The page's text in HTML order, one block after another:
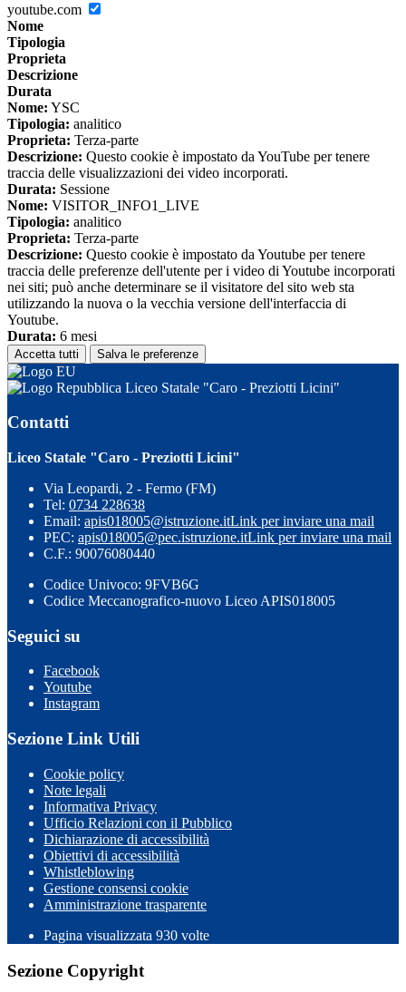
youtube.com
Nome
Tipologia
Proprieta
Descrizione
Durata
Nome: YSC
Tipologia: analitico
Proprieta: Terza-parte
Descrizione: Questo cookie è impostato da YouTube per tenere
traccia delle visualizzazioni dei video incorporati.
Durata: Sessione
Nome: VISITOR_INFO1_LIVE
Tipologia: analitico
Proprieta: Terza-parte
Descrizione: Questo cookie è impostato da Youtube per tenere
traccia delle preferenze dell'utente per i video di Youtube incorporati
nei siti; può anche determinare se il visitatore del sito web sta
utilizzando la nuova o la vecchia versione dell'interfaccia di
Youtube.
Durata: 6 mesi
Accetta tutti Salva le preferenze
Liceo Statale "Caro - Preziotti Licini"
Contatti
Liceo Statale "Caro - Preziotti Licini"
Via Leopardi, 2 - Fermo (FM)
Tel: 0734 228638
Email: apis018005@istruzione.itLink per inviare una mail
PEC: apis018005@pec.istruzione.itLink per inviare una mail
C.F.: 90076080440
Codice Univoco: 9FVB6G
Codice Meccanografico-nuovo Liceo APIS018005
Seguici su
Facebook
Youtube
Instagram
Sezione Link Utili
Cookie policy
Note legali
Informativa Privacy
Ufficio Relazioni con il Pubblico
Dichiarazione di accessibilità
Obiettivi di accessibilità
Whistleblowing
Gestione consensi cookie
Amministrazione trasparente
Pagina visualizzata 930 volte
Sezione Copyright